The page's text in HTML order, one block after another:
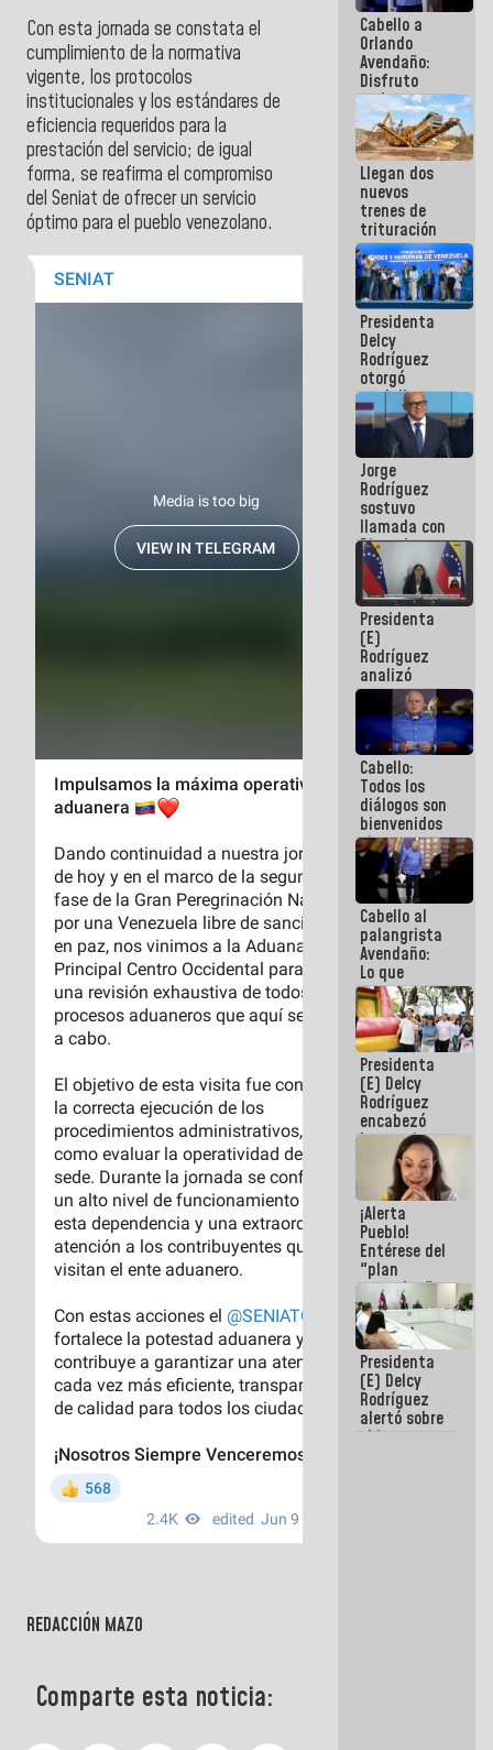
Con esta jornada se constata el
cumplimiento de la normativa
vigente, los protocolos
institucionales y los estándares de
eficiencia requeridos para la
prestación del servicio; de igual
forma, se reafirma el compromiso
del Seniat de ofrecer un servicio
óptimo para el pueblo venezolano.
REDACCIÓN MAZO
Comparte esta noticia:
Cabello a
Orlando
Avendaño:
Disfruto
cada vez
que escribes
porque lo
que haces
es
embarrarla
Llegan dos
nuevos
trenes de
trituración
para
optimizar
manejo de
escombros
en La Guaira
Presidenta
Delcy
Rodríguez
otorgó
medalla
"Héroe de
Venezuela"
a servidores
públicos
Jorge
Rodríguez
sostuvo
llamada con
Dinorah
Figuera y
acuerdan
primer
encuentro
presencial
para el
diálogo
Presidenta
(E)
Rodríguez
analizó
junto a
gobernadores
planes de
recuperación
del Sistema
Eléctrico
Nacional
Cabello:
Todos los
diálogos son
bienvenidos
siempre que
estén en el
marco de la
Constitución
de la
República
Cabello al
palangrista
Avendaño:
Lo que
vayas a
escribir
hazlo hoy
por que no
sabemos si
la semana
que viene
hay
programa
Presidenta
(E) Delcy
Rodríguez
encabezó
lanzamiento
del Plan
Nacional de
Recreación
Vacacional
¡Alerta
Pueblo!
Entérese del
"plan
enjambre"
de La Sayo
para
sabotear el
diálogo y
promover el
caos
Presidenta
(E) Delcy
Rodríguez
alertó sobre
el impacto